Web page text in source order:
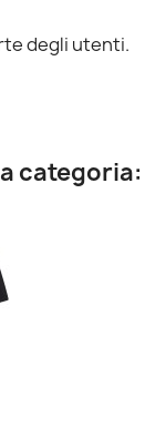
degli utenti.
categoria: